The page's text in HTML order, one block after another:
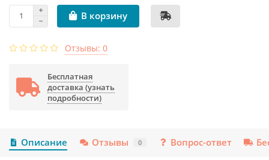
В корзину
Отзывы: 0
Бесплатная
доставка (узнать
подробности)
Описание Отзывы 0 Вопрос-ответ